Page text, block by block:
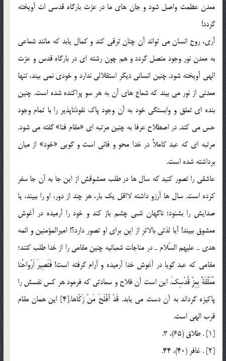
معدن عظمت واصل شود و جان هاي ما در عزت بارگاه قدسي ات آويخته
گردد!
آري، روح انسان مي تواند آن چنان ترقي كند و كمال يابد كه مانند شعاعي
به معدن نور وجود متصل گردد و هم چون رشته اي در بارگاه قدس و عزت
الهي آويخته شود. چنين انساني ديگر استقلالي ندارد و خودي نمي بيند، تنها
معدني از نور مي بيند كه شعاع هاي آن به هر سو پراكنده شده است. چنين
بنده اي تعلق و وابستگي خود به آن وجود پاك نفوذناپذير را با تمام وجود
حس مي كند. در اصطلاح عرفا به چنين مرتبه‌ اي «مقام فنا» گفته مي شود.
مرتبه اي كه عبد كاملاً در خدا محو و فاني است و گويي «خود» از ميان
برداشته شده است.
عاشقي را تصور كنيد كه سال ها در طلب معشوقش از اين جا به آن جا سفر
كرده است. سال ها آرزو داشته لااقل يك بار، هر چند از دور، او را ببيند، يا
صدايش را بشنود؛ ناگهان شبي چشم باز كند و خود را آرميده در آغوش
معشوق ببيند! آيا لذتي بالاتر از اين براي او تصور دارد؟! اميرالمؤمنين و ائمه
هدي ـ عليهم السّلام ـ در مناجات شعبانيه چنين مقامي را از خدا طلب كنند؛
مقامي كه عبد گويا در آغوش خدا آرميده و آرام گرفته است! فَتَصِيرَ اَرْواحُنا
مُعَلَّقَةً بِعِزِّ قُدْسِكَ. اين است آن فلاح و سعادتي كه فرمود هر كس نفسش را
پاكيزه گرداند به آن دست مي يابد. قَدْ أَفْلَحَ مَنْ زَكّاها.[4] اين همان مقام
قرب الهي است.
[1] . طلاق (65)، 3.
[2] . غافر (40)، 44.